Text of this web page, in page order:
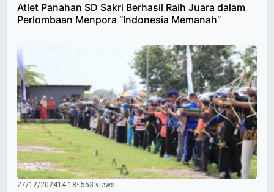
Atlet Panahan SD Sakri Berhasil Raih Juara dalam
Perlombaan Menpora “Indonesia Memanah”
27/12/202414:18• 553 views